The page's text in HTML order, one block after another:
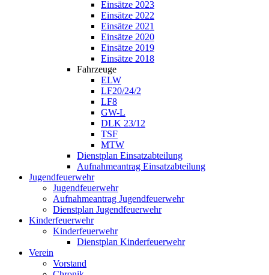
Einsätze 2023
Einsätze 2022
Einsätze 2021
Einsätze 2020
Einsätze 2019
Einsätze 2018
Fahrzeuge
ELW
LF20/24/2
LF8
GW-L
DLK 23/12
TSF
MTW
Dienstplan Einsatzabteilung
Aufnahmeantrag Einsatzabteilung
Jugendfeuerwehr
Jugendfeuerwehr
Aufnahmeantrag Jugendfeuerwehr
Dienstplan Jugendfeuerwehr
Kinderfeuerwehr
Kinderfeuerwehr
Dienstplan Kinderfeuerwehr
Verein
Vorstand